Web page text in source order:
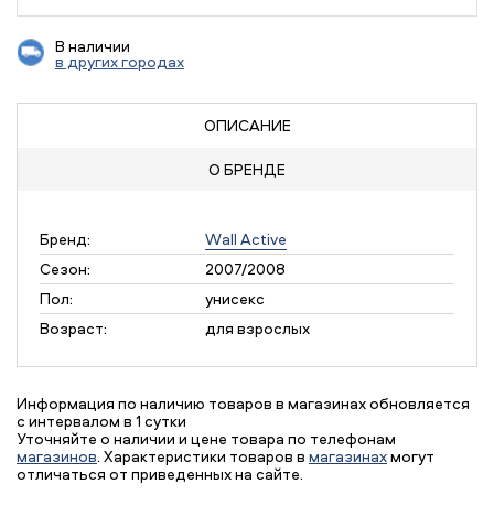
В наличии
в других городах
ОПИСАНИЕ
О БРЕНДЕ
Бренд:
Wall Active
Сезон:
2007/2008
Пол:
унисекс
Возраст:
для взрослых
Информация по наличию товаров в магазинах обновляется
с интервалом в 1 сутки
Уточняйте о наличии и цене товара по телефонам
магазинов. Характеристики товаров в магазинахмогут
отличаться от приведенных на сайте.